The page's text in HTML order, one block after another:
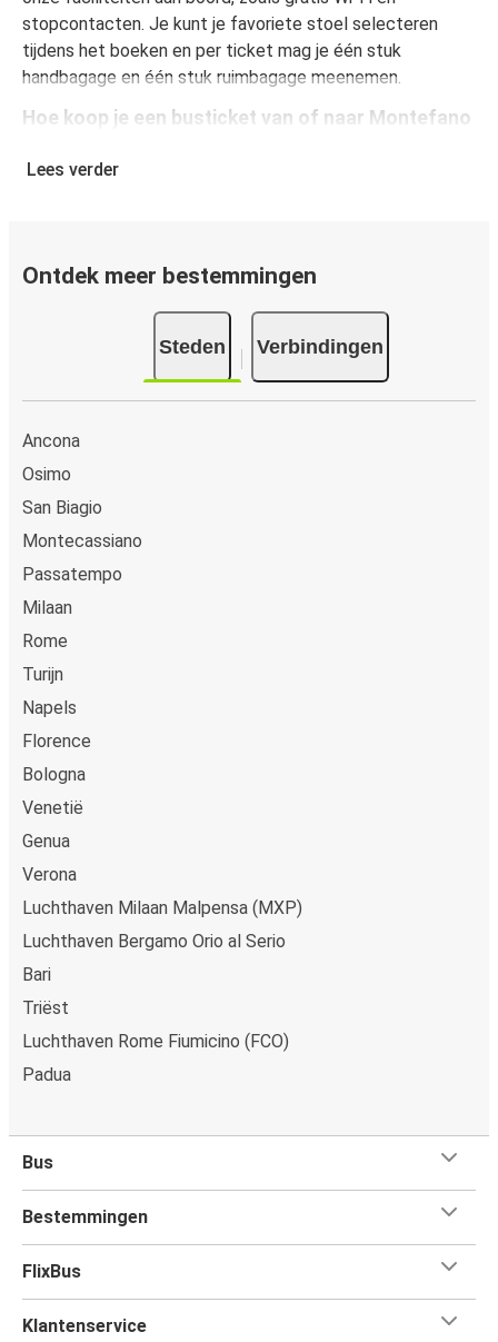
stopcontacten. Je kunt je favoriete stoel selecteren
tijdens het boeken en per ticket mag je één stuk
handbagage en één stuk ruimbagage meenemen.
Hoe koop je een busticket van of naar Montefano
Een busticket kopen bij FlixBus is eenvoudig: op onze
creditcard, Paypal, Google en Apple Pay. Je kunt ook
contant betalen op sommige routes of bij een van onze
Lees verder
Ontdek meer bestemmingen
Steden Verbindingen
Ancona
Osimo
San Biagio
Montecassiano
Passatempo
Milaan
Rome
Turijn
Napels
Florence
Bologna
Venetië
Genua
Verona
Luchthaven Milaan Malpensa (MXP)
Luchthaven Bergamo Orio al Serio
Bari
Triëst
Luchthaven Rome Fiumicino (FCO)
Padua
Bus
Bestemmingen
FlixBus
Klantenservice